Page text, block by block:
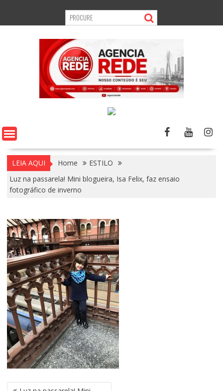
LEIA AQUI Home
ESTILO
Luz na passarela! Mini blogueira, Isa Felix, faz ensaio
fotográfico de inverno
N